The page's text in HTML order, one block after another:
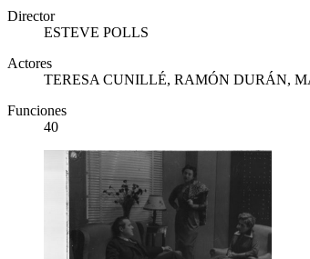
Director
ESTEVE POLLS
Actores
TERESA CUNILLÉ, RAMÓN DURÁN,
Funciones
40